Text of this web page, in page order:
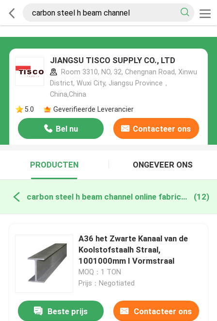
JIANGSU TISCO SUPPLY CO., LTD
Room 3310, NO, 32, Chengnan Road, Xinwu
District, Wuxi City, Jiangsu Province，
China,China
5.0
Geverifieerde Leverancier
Bel nu Contacteer ons
PRODUCTEN ONGEVEER ONS
carbon steel h beam channel online fabricage (12)
A36 het Zwarte Kanaal van de
Koolstofstaalh Straal,
1001000mm I Vormstraal
MOQ：1 TON
Prijs：Negotiated
Beste prijs Contacteer ons